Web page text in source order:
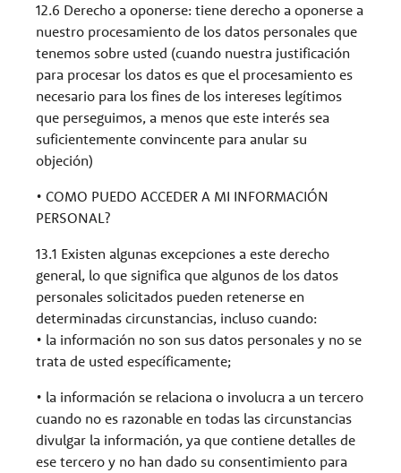
12.6 Derecho a oponerse: tiene derecho a oponerse a
nuestro procesamiento de los datos personales que
tenemos sobre usted (cuando nuestra justificación
para procesar los datos es que el procesamiento es
necesario para los fines de los intereses legítimos
que perseguimos, a menos que este interés sea
suficientemente convincente para anular su
objeción)
• COMO PUEDO ACCEDER A MI INFORMACIÓN
PERSONAL?
13.1 Existen algunas excepciones a este derecho
general, lo que significa que algunos de los datos
personales solicitados pueden retenerse en
determinadas circunstancias, incluso cuando:
• la información no son sus datos personales y no se
trata de usted específicamente;
• la información se relaciona o involucra a un tercero
cuando no es razonable en todas las circunstancias
divulgar la información, ya que contiene detalles de
ese tercero y no han dado su consentimiento para